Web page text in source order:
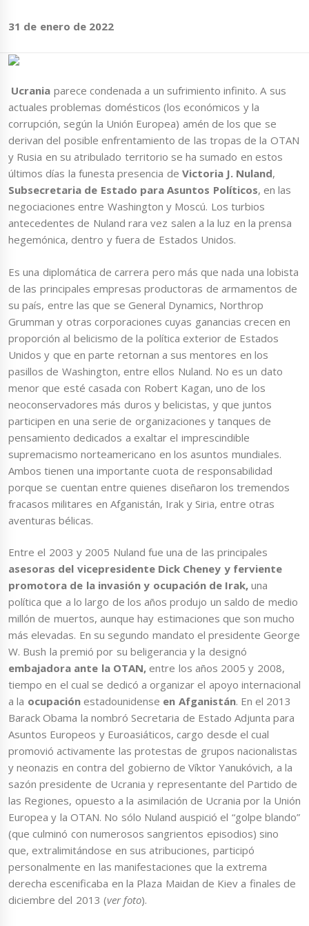
31 de enero de 2022
Ucrania parece condenada a un sufrimiento infinito. A sus
actuales problemas domésticos (los económicos y la
corrupción, según la Unión Europea) amén de los que se
derivan del posible enfrentamiento de las tropas de la OTAN
y Rusia en su atribulado territorio se ha sumado en estos
últimos días la funesta presencia de Victoria J. Nuland,
Subsecretaria de Estado para Asuntos Políticos, en las
negociaciones entre Washington y Moscú. Los turbios
antecedentes de Nuland rara vez salen a la luz en la prensa
hegemónica, dentro y fuera de Estados Unidos.
Es una diplomática de carrera pero más que nada una lobista
de las principales empresas productoras de armamentos de
su país, entre las que se General Dynamics, Northrop
Grumman y otras corporaciones cuyas ganancias crecen en
proporción al belicismo de la política exterior de Estados
Unidos y que en parte retornan a sus mentores en los
pasillos de Washington, entre ellos Nuland. No es un dato
menor que esté casada con Robert Kagan, uno de los
neoconservadores más duros y belicistas, y que juntos
participen en una serie de organizaciones y tanques de
pensamiento dedicados a exaltar el imprescindible
supremacismo norteamericano en los asuntos mundiales.
Ambos tienen una importante cuota de responsabilidad
porque se cuentan entre quienes diseñaron los tremendos
fracasos militares en Afganistán, Irak y Siria, entre otras
aventuras bélicas.
Entre el 2003 y 2005 Nuland fue una de las principales
asesoras del vicepresidente Dick Cheney y ferviente
promotora de la invasión y ocupación de Irak, una
política que a lo largo de los años produjo un saldo de medio
millón de muertos, aunque hay estimaciones que son mucho
más elevadas. En su segundo mandato el presidente George
W. Bush la premió por su beligerancia y la designó
embajadora ante la OTAN,entre los años 2005 y 2008,
tiempo en el cual se dedicó a organizar el apoyo internacional
a la ocupación estadounidense en Afganistán. En el 2013
Barack Obama la nombró Secretaria de Estado Adjunta para
Asuntos Europeos y Euroasiáticos, cargo desde el cual
promovió activamente las protestas de grupos nacionalistas
y neonazis en contra del gobierno de Víktor Yanukóvich, a la
sazón presidente de Ucrania y representante del Partido de
las Regiones, opuesto a la asimilación de Ucrania por la Unión
Europea y la OTAN. No sólo Nuland auspició el “golpe blando”
(que culminó con numerosos sangrientos episodios) sino
que, extralimitándose en sus atribuciones, participó
personalmente en las manifestaciones que la extrema
derecha escenificaba en la Plaza Maidan de Kiev a finales de
diciembre del 2013 (ver foto).